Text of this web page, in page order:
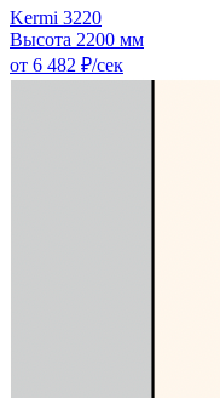
Kermi 3220
Высота 2200 мм
от 6 482 ₽/сек